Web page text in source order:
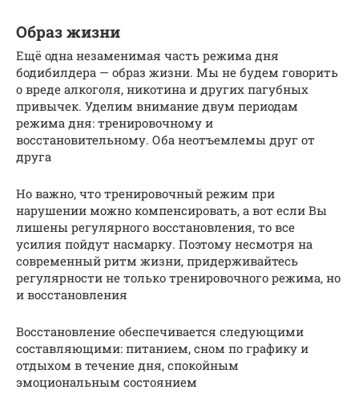
Образ жизни
Ещё одна незаменимая часть режима дня
бодибилдера — образ жизни. Мы не будем говорить
о вреде алкоголя, никотина и других пагубных
привычек. Уделим внимание двум периодам
режима дня: тренировочному и
восстановительному. Оба неотъемлемы друг от
друга
Но важно, что тренировочный режим при
нарушении можно компенсировать, а вот если Вы
лишены регулярного восстановления, то все
усилия пойдут насмарку. Поэтому несмотря на
современный ритм жизни, придерживайтесь
регулярности не только тренировочного режима, но
и восстановления
Восстановление обеспечивается следующими
составляющими: питанием, сном по графику и
отдыхом в течение дня, спокойным
эмоциональным состоянием